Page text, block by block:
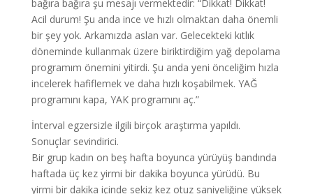
bağıra bağıra şu mesajı vermektedir: “Dikkat! Dikkat!
Acil durum! Şu anda ince ve hızlı olmaktan daha önemli
bir şey yok. Arkamızda aslan var. Gelecekteki kıtlık
döneminde kullanmak üzere biriktirdiğim yağ depolama
programım önemini yitirdi. Şu anda yeni önceliğim hızla
incelerek hafiflemek ve daha hızlı koşabilmek. YAĞ
programını kapa, YAK programını aç.”
İnterval egzersizle ilgili birçok araştırma yapıldı.
Sonuçlar sevindirici.
Bir grup kadın on beş hafta boyunca yürüyüş bandında
haftada üç kez yirmi bir dakika boyunca yürüdü. Bu
yirmi bir dakika içinde sekiz kez otuz saniyeliğine yüksek